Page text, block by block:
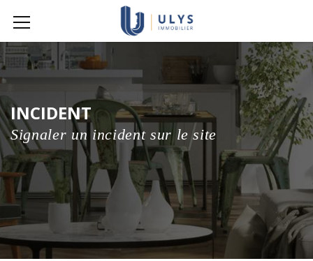
INCIDENT
Signaler un incident sur le site